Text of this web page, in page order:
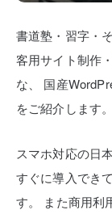
書道塾・習字・
客用サイト制作
な、
国産
をご紹介します。
スマホ対応の日
すぐに導入できて
す。
また商用利